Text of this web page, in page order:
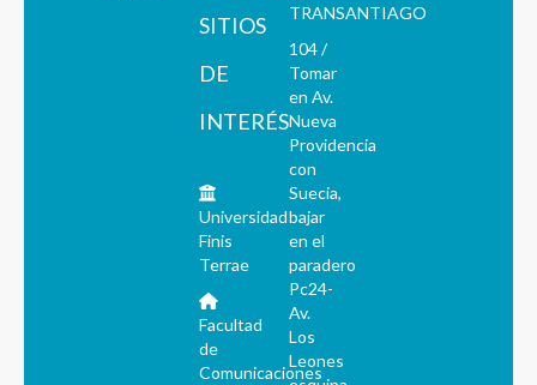
SITIOS
DE
INTERÉS
Universidad
Finis
Terrae
Facultad
de
Comunicaciones
TRANSANTIAGO
104 /
Tomar
en Av.
Nueva
Providencia
con
Suecia,
bajar
en el
paradero
Pc24-
Av.
Los
Leones